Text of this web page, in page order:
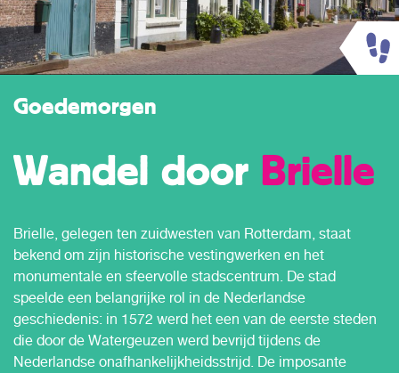
Goedemorgen
Wandel door Brielle
Brielle, gelegen ten zuidwesten van Rotterdam, staat
bekend om zijn historische vestingwerken en het
monumentale en sfeervolle stadscentrum. De stad
speelde een belangrijke rol in de Nederlandse
geschiedenis: in 1572 werd het een van de eerste steden
die door de Watergeuzen werd bevrijd tijdens de
Nederlandse onafhankelijkheidsstrijd. De imposante